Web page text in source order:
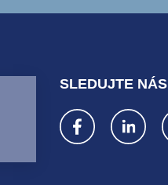
SLEDUJTE NÁS